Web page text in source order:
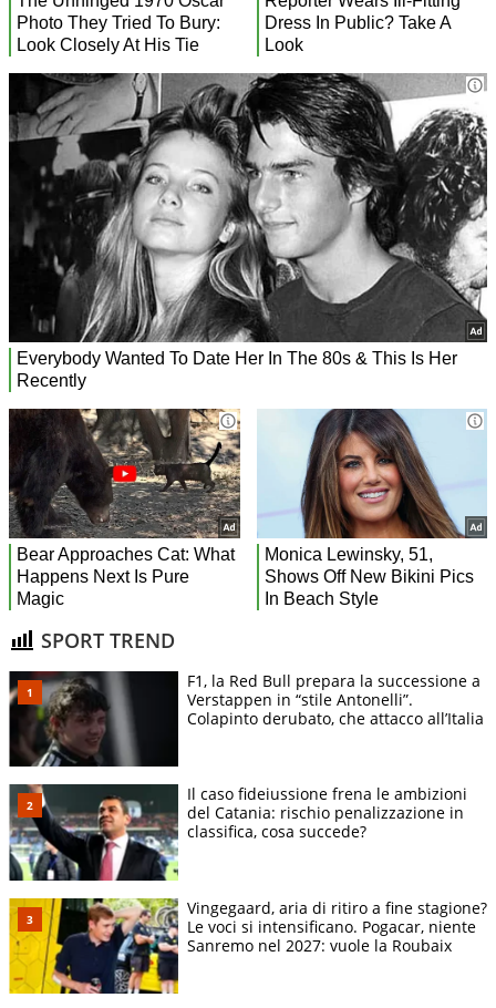
SPORT TREND
F1, la Red Bull prepara la successione a
Verstappen in “stile Antonelli”.
Colapinto derubato, che attacco all’Italia
Il caso fideiussione frena le ambizioni
del Catania: rischio penalizzazione in
classifica, cosa succede?
Vingegaard, aria di ritiro a fine stagione?
Le voci si intensificano. Pogacar, niente
Sanremo nel 2027: vuole la Roubaix